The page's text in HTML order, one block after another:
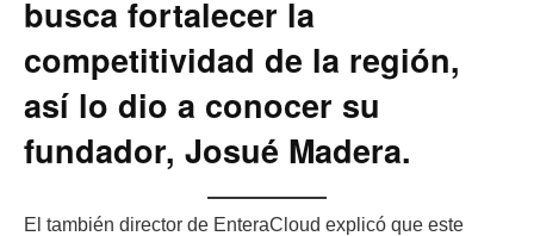
busca fortalecer la
competitividad de la región,
así lo dio a conocer su
fundador, Josué Madera.
El también director de EnteraCloud explicó que este